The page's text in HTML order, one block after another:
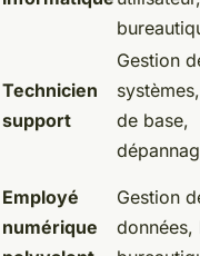
Technicien
support
Gestion
de base,
Employé
numérique
Gestion